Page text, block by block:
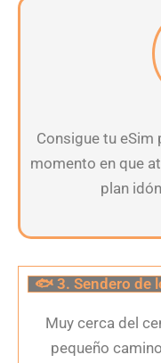
Consigue tu eSim
momento en que
plan
🐟 3. Sendero de
Muy cerca del
pequeño